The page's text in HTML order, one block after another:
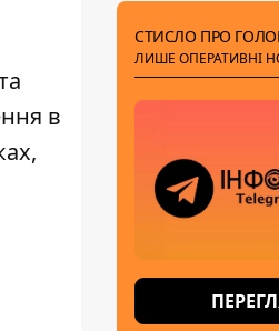
в
СТИСЛО ПРО
ЛИШЕ ОПЕРАТИВНІ